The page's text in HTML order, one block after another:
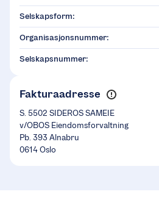
Selskapsform:
Organisasjonsnummer:
Selskapsnummer:
Fakturaadresse
S. 5502 SIDEROS SAMEIE
v/OBOS Eiendomsforvaltning
Pb. 393 Alnabru
0614 Oslo